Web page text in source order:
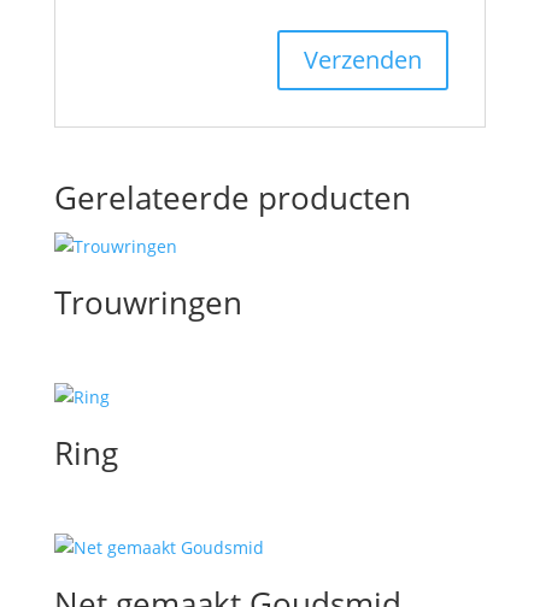
Gerelateerde producten
Trouwringen
Ring